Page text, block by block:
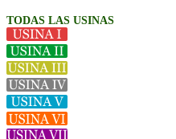
TODAS LAS USINAS